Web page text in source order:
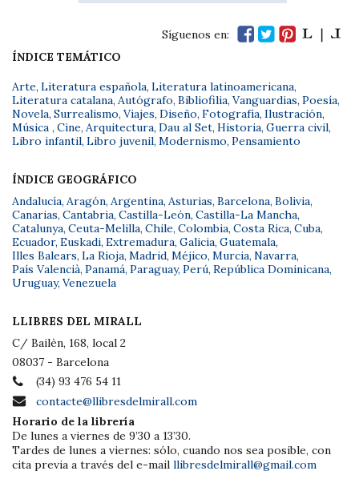
Síguenos en:
ÍNDICE TEMÁTICO
Arte, Literatura española, Literatura latinoamericana,
Literatura catalana, Autógrafo, Bibliofilia, Vanguardias, Poesía,
Novela, Surrealismo, Viajes, Diseño, Fotografía, Ilustración,
Música , Cine, Arquitectura, Dau al Set, Historia, Guerra civil,
Libro infantil, Libro juvenil, Modernismo, Pensamiento
ÍNDICE GEOGRÁFICO
Andalucía, Aragón, Argentina, Asturias, Barcelona, Bolivia,
Canarias, Cantabria, Castilla-León, Castilla-La Mancha,
Catalunya, Ceuta-Melilla, Chile, Colombia, Costa Rica, Cuba,
Ecuador, Euskadi, Extremadura, Galicia, Guatemala,
Illes Balears, La Rioja, Madrid, Méjico, Murcia, Navarra,
País Valencià, Panamá, Paraguay, Perú, República Dominicana,
Uruguay, Venezuela
LLIBRES DEL MIRALL
C/ Bailèn, 168, local 2
08037 - Barcelona
(34) 93 476 54 11
contacte@llibresdelmirall.com
Horario de la librería
De lunes a viernes de 9’30 a 13’30.
Tardes de lunes a viernes: sólo, cuando nos sea posible, con
cita previa a través del e-mail llibresdelmirall@gmail.com